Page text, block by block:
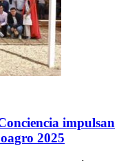
impulsan
2025